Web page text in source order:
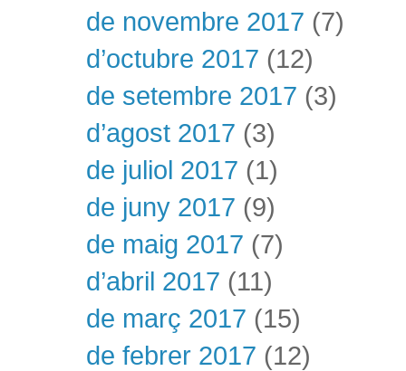
de novembre 2017 (7)
d’octubre 2017 (12)
de setembre 2017 (3)
d’agost 2017 (3)
de juliol 2017 (1)
de juny 2017 (9)
de maig 2017 (7)
d’abril 2017 (11)
de març 2017 (15)
de febrer 2017 (12)